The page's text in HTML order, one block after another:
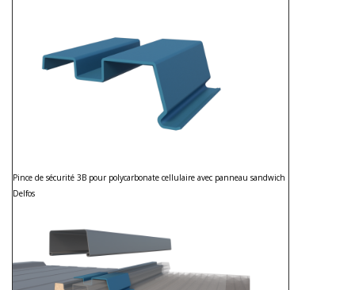
Pince de sécurité 3B pour polycarbonate cellulaire avec panneau sandwich
Delfos